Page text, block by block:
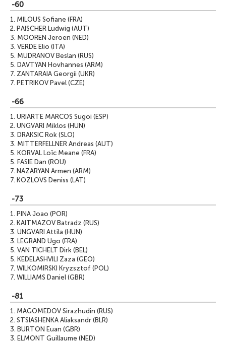
-60
1. MILOUS Sofiane (FRA)
2. PAISCHER Ludwig (AUT)
3. MOOREN Jeroen (NED)
3. VERDE Elio (ITA)
5. MUDRANOV Beslan (RUS)
5. DAVTYAN Hovhannes (ARM)
7. ZANTARAIA Georgii (UKR)
7. PETRIKOV Pavel (CZE)
-66
1. URIARTE MARCOS Sugoi (ESP)
2. UNGVARI Miklos (HUN)
3. DRAKSIC Rok (SLO)
3. MITTERFELLNER Andreas (AUT)
5. KORVAL Loïc Meane (FRA)
5. FASIE Dan (ROU)
7. NAZARYAN Armen (ARM)
7. KOZLOVS Deniss (LAT)
-73
1. PINA Joao (POR)
2. KAITMAZOV Batradz (RUS)
3. UNGVARI Attila (HUN)
3. LEGRAND Ugo (FRA)
5. VAN TICHELT Dirk (BEL)
5. KEDELASHVILI Zaza (GEO)
7. WILKOMIRSKI Kryzsztof (POL)
7. WILLIAMS Daniel (GBR)
-81
1. MAGOMEDOV Sirazhudin (RUS)
2. STSIASHENKA Aliaksandr (BLR)
3. BURTON Euan (GBR)
3. ELMONT Guillaume (NED)